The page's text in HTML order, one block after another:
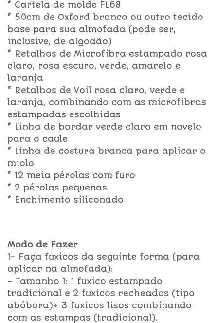
* Cartela de molde FL68
* 50cm de Oxford branco ou outro tecido
base para sua almofada (pode ser,
inclusive, de algodão)
* Retalhos de Microfibra estampado rosa
claro, rosa escuro, verde, amarelo e
laranja
* Retalhos de Voil rosa claro, verde e
laranja, combinando com as microfibras
estampadas escolhidas
* Linha de bordar verde claro em novelo
para o caule
* Linha de costura branca para aplicar o
miolo
* 12 meia pérolas com furo
* 2 pérolas pequenas
* Enchimento siliconado
Modo de Fazer
1- Faça fuxicos da seguinte forma (para
aplicar na almofada):
– Tamanho 1: 1 fuxico estampado
tradicional e 2 fuxicos recheados (tipo
abóbora)+ 3 fuxicos lisos combinando
com as estampas (tradicional).